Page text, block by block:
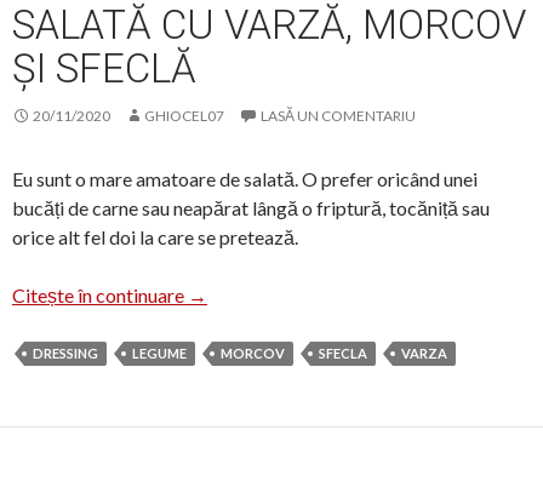
SALATĂ CU VARZĂ, MORCOV
ȘI SFECLĂ
20/11/2020 GHIOCEL07 LASĂ UN COMENTARIU
Eu sunt o mare amatoare de salată. O prefer oricând unei
bucăți de carne sau neapărat lângă o friptură, tocăniță sau
orice alt fel doi la care se pretează.
Citește în continuare Salată cu varză, morcov și sfeclă
→
DRESSING LEGUME MORCOV SFECLA VARZA